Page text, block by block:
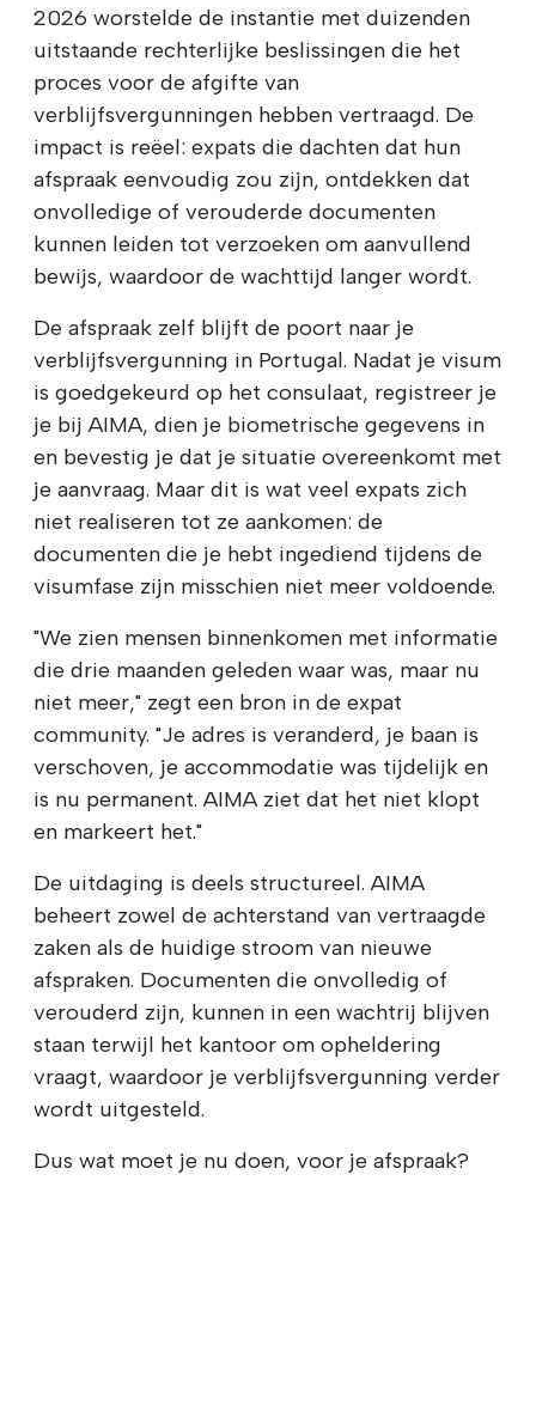
2026 worstelde de instantie met duizenden
uitstaande rechterlijke beslissingen die het
proces voor de afgifte van
verblijfsvergunningen hebben vertraagd. De
impact is reëel: expats die dachten dat hun
afspraak eenvoudig zou zijn, ontdekken dat
onvolledige of verouderde documenten
kunnen leiden tot verzoeken om aanvullend
bewijs, waardoor de wachttijd langer wordt.
De afspraak zelf blijft de poort naar je
verblijfsvergunning in Portugal. Nadat je visum
is goedgekeurd op het consulaat, registreer je
je bij AIMA, dien je biometrische gegevens in
en bevestig je dat je situatie overeenkomt met
je aanvraag. Maar dit is wat veel expats zich
niet realiseren tot ze aankomen: de
documenten die je hebt ingediend tijdens de
visumfase zijn misschien niet meer voldoende.
"We zien mensen binnenkomen met informatie
die drie maanden geleden waar was, maar nu
niet meer," zegt een bron in de expat
community. "Je adres is veranderd, je baan is
verschoven, je accommodatie was tijdelijk en
is nu permanent. AIMA ziet dat het niet klopt
en markeert het."
De uitdaging is deels structureel. AIMA
beheert zowel de achterstand van vertraagde
zaken als de huidige stroom van nieuwe
afspraken. Documenten die onvolledig of
verouderd zijn, kunnen in een wachtrij blijven
staan terwijl het kantoor om opheldering
vraagt, waardoor je verblijfsvergunning verder
wordt uitgesteld.
Dus wat moet je nu doen, voor je afspraak?